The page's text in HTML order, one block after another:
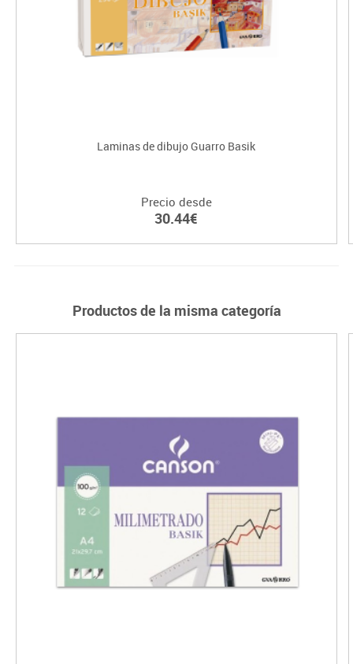
Laminas de dibujo Guarro Basik
Precio desde
30.44€
Productos de la misma categoría